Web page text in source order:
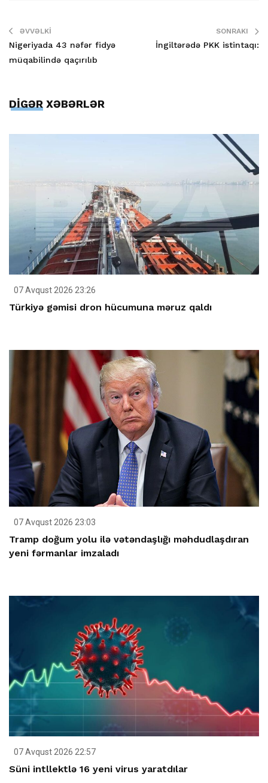
ƏVVƏLKI
Nigeriyada 43 nəfər fidyə
müqabilində qaçırılıb
SONRAKI
İngiltərədə PKK istintaqı:
DİGƏR XƏBƏRLƏR
07 Avqust 2026 23:26
Türkiyə gəmisi dron hücumuna məruz qaldı
07 Avqust 2026 23:03
Tramp doğum yolu ilə vətəndaşlığı məhdudlaşdıran
yeni fərmanlar imzaladı
07 Avqust 2026 22:57
Süni intllektlə 16 yeni virus yaratdılar